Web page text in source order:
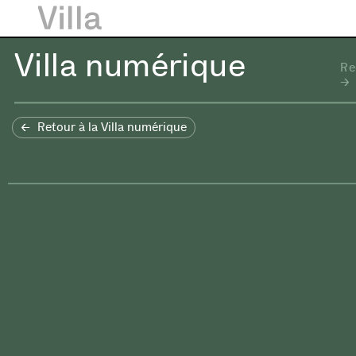
Villa numérique
Retour à la Villa numérique